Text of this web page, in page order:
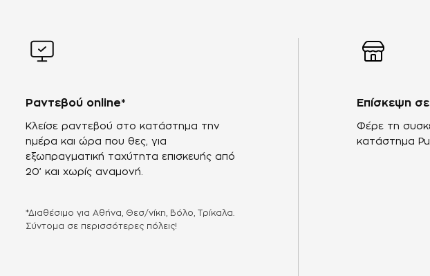
Ραντεβού online*
Κλείσε ραντεβού στο κατάστημα την
ημέρα και ώρα που θες, για
εξωπραγματική ταχύτητα επισκευής από
20’ και χωρίς αναμονή.
*Διαθέσιμο για Αθήνα, Θεσ/νίκη, Βόλο, Τρίκαλα.
Σύντομα σε περισσότερες πόλεις!
Επίσκεψη
Φέρε τη
κατάστημα